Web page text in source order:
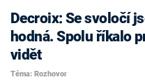
Decroix: Se svoločí
hodná. Spolu říkalo
vidět
Téma: Rozhovor